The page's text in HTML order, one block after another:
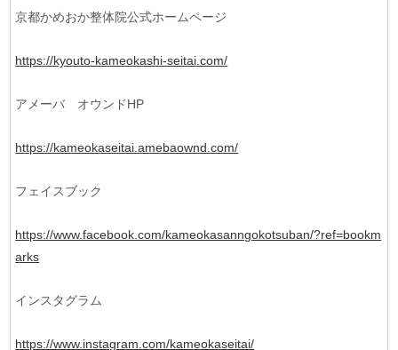
京都かめおか整体院公式ホームページ
https://kyouto-kameokashi-seitai.com/
アメーバ オウンドHP
https://kameokaseitai.amebaownd.com/
フェイスブック
https://www.facebook.com/kameokasanngokotsuban/?ref=bookm
arks
インスタグラム
https://www.instagram.com/kameokaseitai/